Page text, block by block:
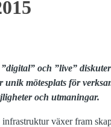
och ”live”
unik mötesplats för
och utmaningar.
växer fram